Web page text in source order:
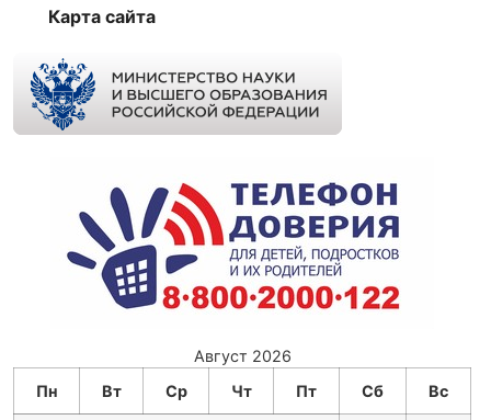
Карта сайта
Август 2026
Пн
Вт Ср Чт Пт Сб Вс